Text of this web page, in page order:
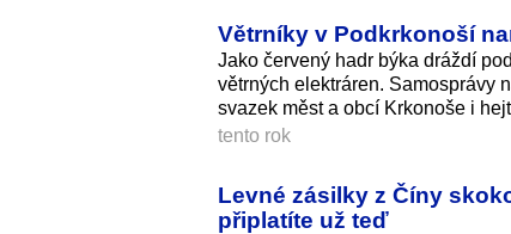
Větrníky v Podkrkonoší
Jako červený hadr býka dráždí
větrných elektráren. Samosprávy
svazek měst a obcí Krkonoše i
tento rok
Levné zásilky z Číny
připlatíte už teď